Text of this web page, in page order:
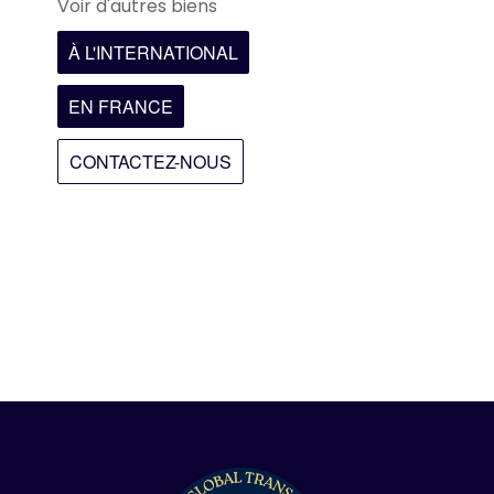
Voir d'autres biens
À L'INTERNATIONAL
EN FRANCE
CONTACTEZ-NOUS